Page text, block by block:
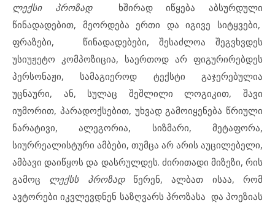
ლექსი პროზადხშირად იწყება აბსურდული
წინადადებით, მეორდება ერთი და იგივე სიტყვები,
ფრაზები, წინადადებები, შესაძლოა შეგვხვდეს
უსიუჟეტო კომპოზიცია, საერთოდ არ ფიგურირებდეს
პერსონაჟი, სამაგიეროდ ტექსტი გაჯერებულია
უცნაური, ან, სულაც შეშლილი ლოგიკით, შავი
იუმორით, პარადოქსებით, უხვად გამოიყენება წრიული
ნარატივი, ალეგორია, სიზმარი, მეტაფორა,
სიურრეალისტური ამბები, თუმცა არ არის აუცილებელი,
ამბავი დაიწყოს და დასრულდეს. ძირითადი მიზეზი, რის
გამოც ლექსს პროზად წერენ, ალბათ ისაა, რომ
ავტორები იკვლევდნენ საზღვარს პროზასა და პოეზიას